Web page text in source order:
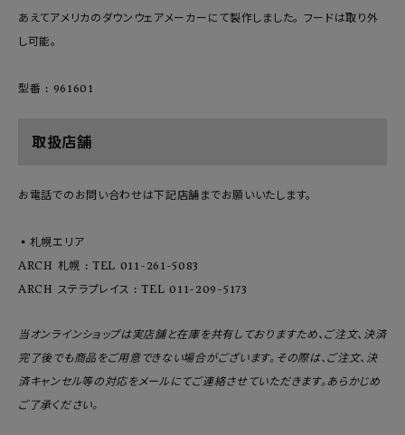
あえてアメリカのダウンウェアメーカーにて製作しました。 フードは取り外
し可能。
型番 : 961601
取扱店舗
お電話でのお問い合わせは下記店舗までお願いいたします。
▪️札幌エリア
ARCH 札幌 : TEL 011-261-5083
ARCH ステラプレイス : TEL 011-209-5173
当オンラインショップは実店舗と在庫を共有しておりますため、ご注文、決済
完了後でも商品をご用意できない場合がございます。その際は、ご注文、決
済キャンセル等の対応をメールにてご連絡させていただきます。あらかじめ
ご了承ください。